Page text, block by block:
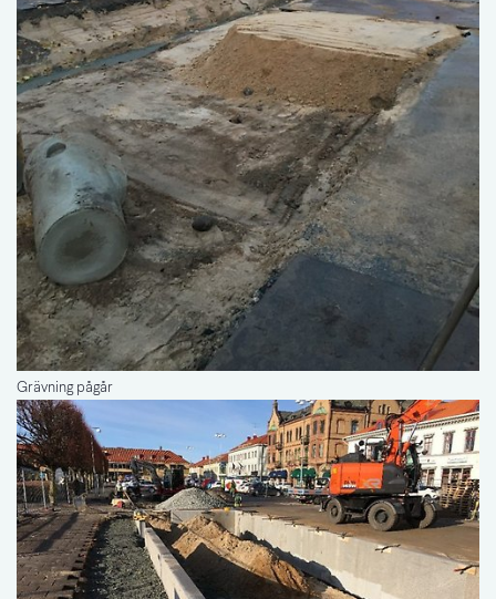
Grävning pågår